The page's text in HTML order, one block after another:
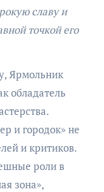
славу и
точкой его
Ярмольник
обладатель
и городок» не
и критиков.
роли в
зона»,